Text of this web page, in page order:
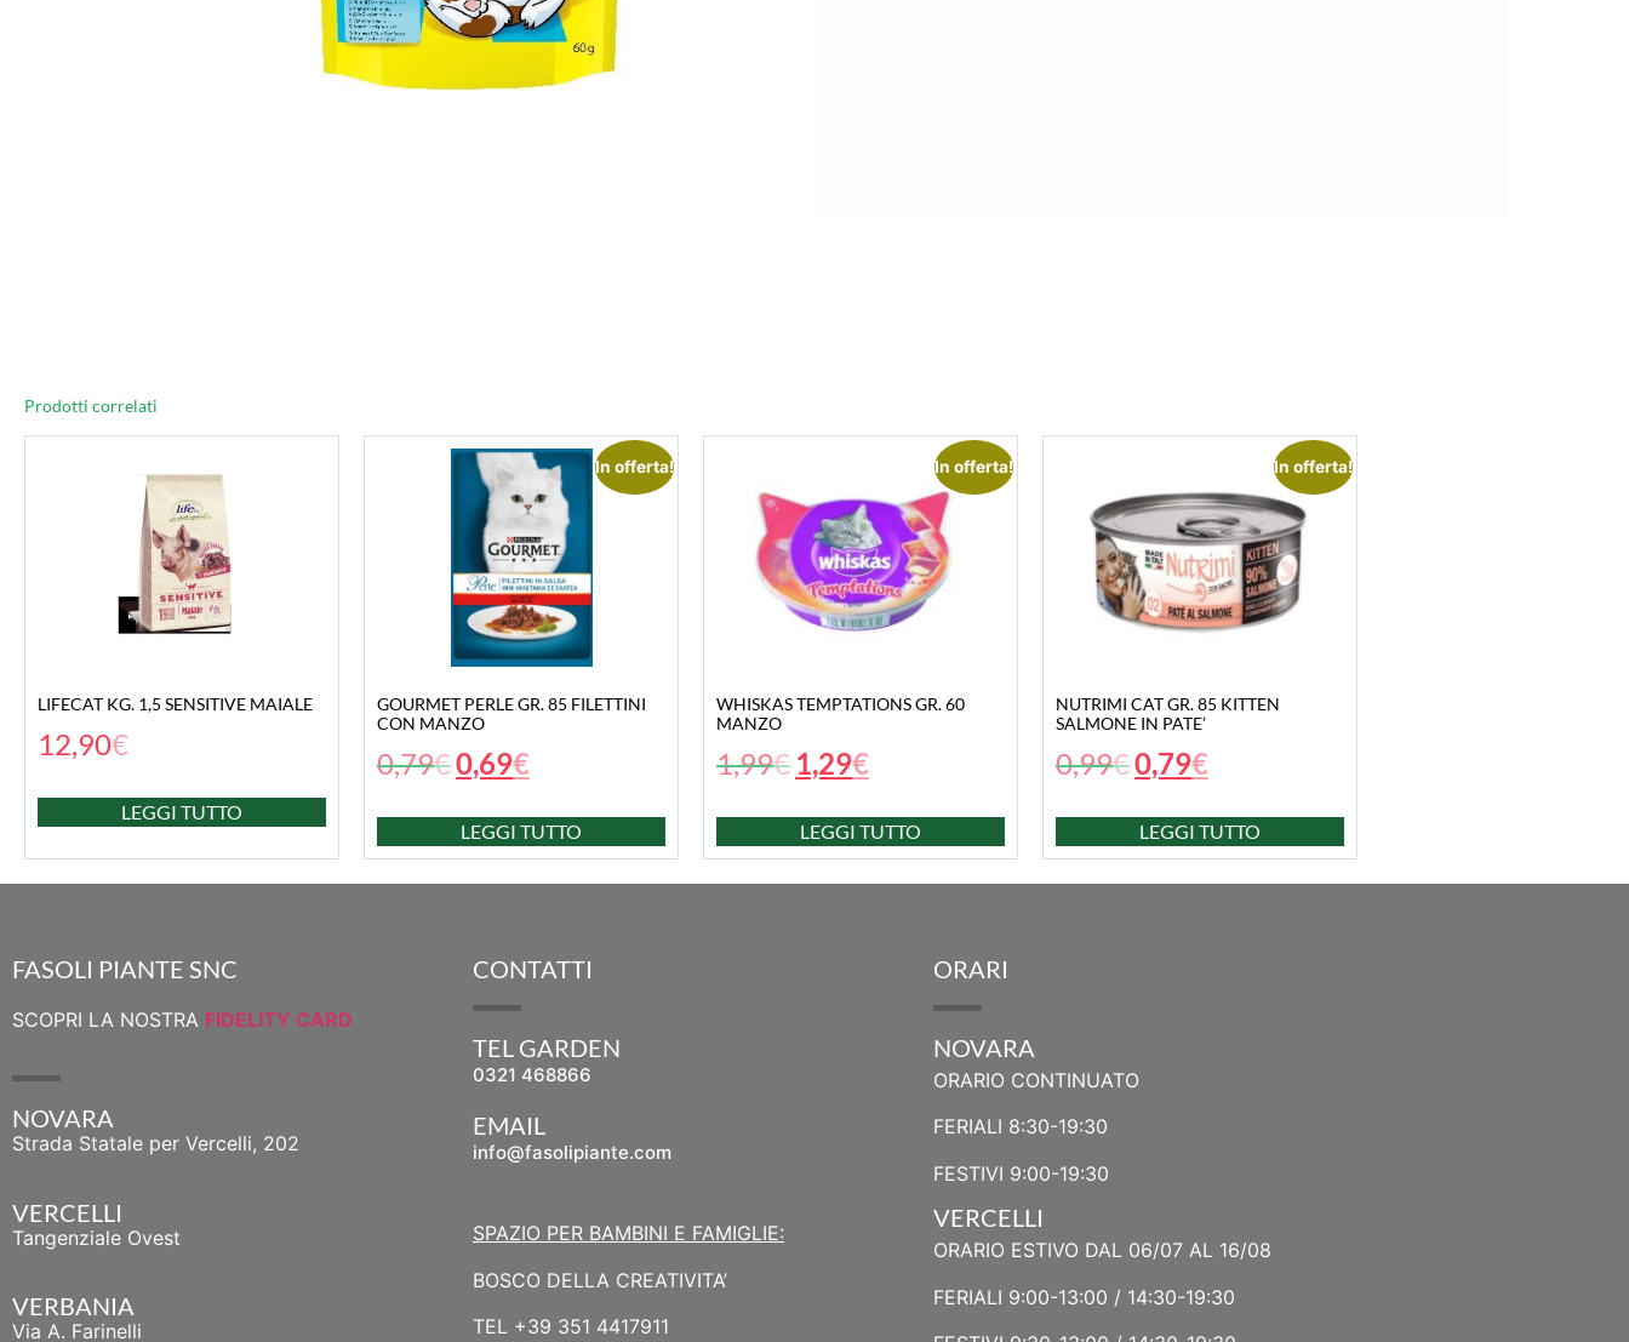
Prodotti correlati
LIFECAT KG. 1,5 SENSITIVE MAIALE
12,90€
LEGGI TUTTO
In offerta!
GOURMET PERLE GR. 85 FILETTINI
CON MANZO
0,79€0,69€
LEGGI TUTTO
In offerta!
WHISKAS TEMPTATIONS GR. 60
MANZO
1,99€ 1,29€
LEGGI TUTTO
In offerta!
NUTRIMI CAT GR. 85 KITTEN
SALMONE IN PATE’
0,99€0,79€
LEGGI TUTTO
FASOLI PIANTE SNC
SCOPRI LA NOSTRA FIDELITY CARD
NOVARA
Strada Statale per Vercelli, 202
VERCELLI
Tangenziale Ovest
VERBANIA
Via A. Farinelli
CONTATTI
TEL GARDEN
0321 468866
EMAIL
info@fasolipiante.com
SPAZIO PER BAMBINI E FAMIGLIE:
BOSCO DELLA CREATIVITA’
TEL +39 351 4417911
ORARI
NOVARA
ORARIO CONTINUATO
FERIALI 8:30-19:30
FESTIVI 9:00-19:30
VERCELLI
ORARIO ESTIVO DAL 06/07 AL 16/08
FERIALI 9:00-13:00 / 14:30-19:30